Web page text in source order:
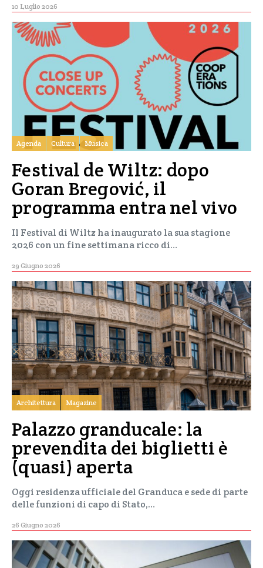
10 Luglio 2026
Agenda Cultura Musica
Festival de Wiltz: dopo
Goran Bregović, il
programma entra nel vivo
Il Festival di Wiltz ha inaugurato la sua stagione
2026 con un fine settimana ricco di…
29 Giugno 2026
Architettura Magazine
Palazzo granducale: la
prevendita dei biglietti è
(quasi) aperta
Oggi residenza ufficiale del Granduca e sede di parte
delle funzioni di capo di Stato,…
26 Giugno 2026